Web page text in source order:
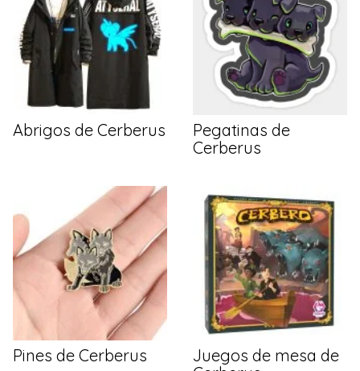
Abrigos de Cerberus
Pegatinas de
Cerberus
Pines de Cerberus
Juegos de mesa de